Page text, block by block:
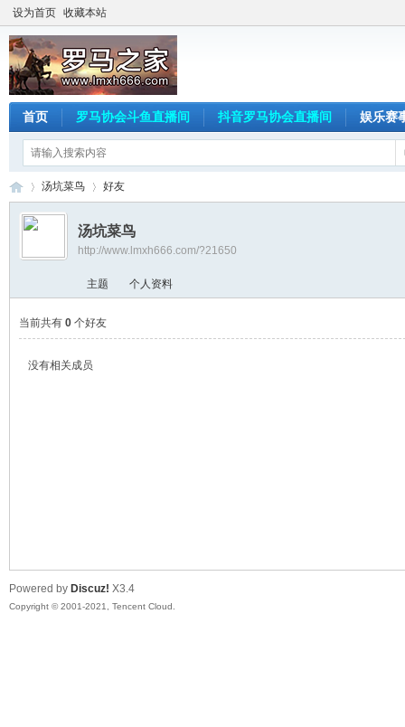
设为首页 收藏本站
首页 罗马协会斗鱼直播间 抖音罗马协会直播间 娱乐赛
›
汤坑菜鸟 好友
汤坑菜鸟
http://www.lmxh666.com/?21650
主题 个人资料
当前共有 0 个好友
没有相关成员
Powered by Discuz! X3.4
Copyright © 2001-2021, Tencent Cloud.